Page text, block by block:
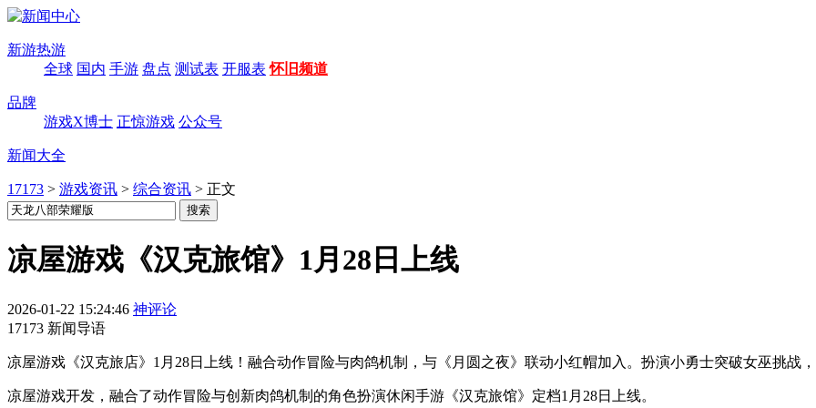
新游热游
全球 国内 手游 盘点 测试表 开服表 怀旧频道
品牌
游戏X博士 正惊游戏 公众号
新闻大全
17173 > 游戏资讯 > 综合资讯 > 正文
凉屋游戏《汉克旅馆》1月28日上线
2026-01-22 15:24:46 神评论
17173 新闻导语
凉屋游戏《汉克旅店》1月28日上线！融合动作冒险与肉鸽机制，与《月圆之夜》联动小红帽加入。扮演小勇士突破女巫挑战，
凉屋游戏开发，融合了动作冒险与创新肉鸽机制的角色扮演休闲手游《汉克旅馆》定档1月28日上线。